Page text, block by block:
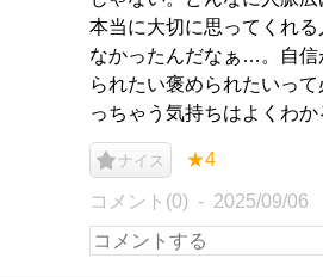
本当に大切に思ってくれる
なかったんだなぁ…。自信
られたい褒められたいっ
っちゃう気持ちはよくわか
ナイス ★4
コメント(0) 2025/09/06